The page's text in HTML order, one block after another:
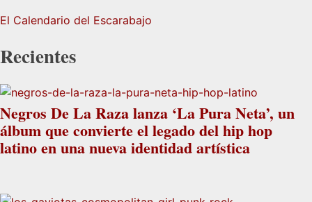
El Calendario del Escarabajo
Recientes
Negros De La Raza lanza ‘La Pura Neta’, un
álbum que convierte el legado del hip hop
latino en una nueva identidad artística